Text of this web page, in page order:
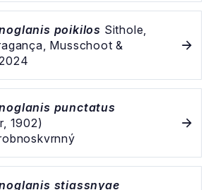
poikilos Sithole,
Musschoot &
punctatus
1902)
stiassnyae